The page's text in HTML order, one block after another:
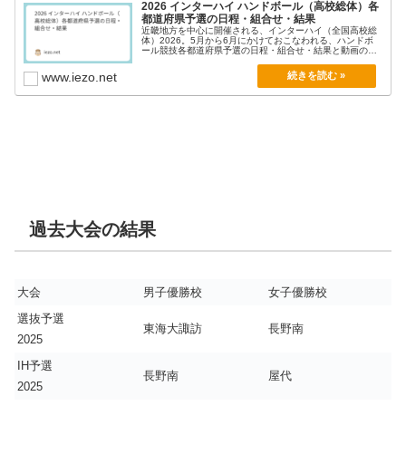
2026 インターハイ ハンドボール（高校総体）各
都道府県予選の日程・組合せ・結果
近畿地方を中心に開催される、インターハイ（全国高校総
体）2026。5月から6月にかけておこなわれる、ハンドボ
ール競技各都道府県予選の日程・組合せ・結果と動画の
www.iezo.net
過去大会の結果
大会 男子優勝校
女子優勝校
選抜予選
2025
東海大諏訪 長野南
IH予選
2025
長野南 屋代